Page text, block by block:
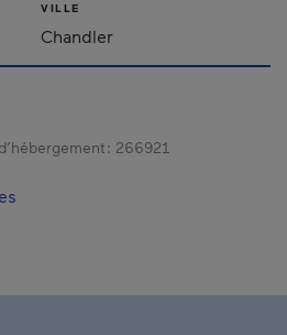
VILLE
Chandler
: 266921